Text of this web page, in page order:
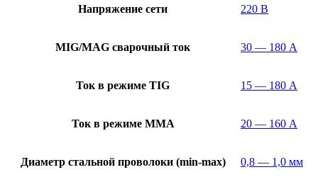
Напряжение сети 220 В
MIG/MAG cварочный ток 30 — 180 А
Ток в режиме TIG 15 — 180 А
Ток в режиме ММА 20 — 160 А
Диаметр стальной проволоки (min-max) 0,8 — 1,0 мм